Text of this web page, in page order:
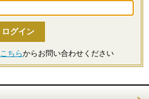
こちらからお問い合わせください